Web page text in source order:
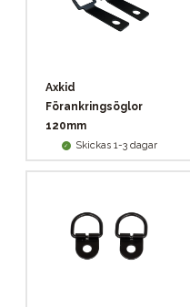
Axkid
Förankringsöglor
120mm
Skickas 1-3 dagar